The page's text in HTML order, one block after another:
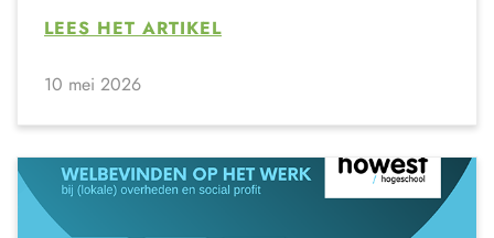
LEES HET ARTIKEL
10 mei 2026